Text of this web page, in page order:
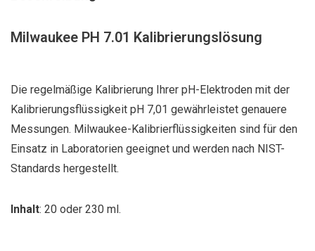
Milwaukee PH 7.01 Kalibrierungslösung
Die regelmäßige Kalibrierung Ihrer pH-Elektroden mit der
Kalibrierungsflüssigkeit pH 7,01 gewährleistet genauere
Messungen. Milwaukee-Kalibrierflüssigkeiten sind für den
Einsatz in Laboratorien geeignet und werden nach NIST-
Standards hergestellt.
Inhalt: 20 oder 230 ml.